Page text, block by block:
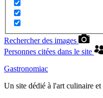
Rechercher des images
Personnes citées dans le site
Gastronomiac
Un site dédié à l'art culinaire